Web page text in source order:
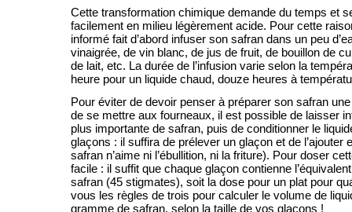
Cette transformation chimique demande du temps et
facilement en milieu légèrement acide. Pour cette
informé fait d’abord infuser son safran dans un peu
vinaigrée, de vin blanc, de jus de fruit, de bouillon de
de lait, etc. La durée de l’infusion varie selon la
heure pour un liquide chaud, douze heures à
Pour éviter de devoir penser à préparer son safran
de se mettre aux fourneaux, il est possible de laisser
plus importante de safran, puis de conditionner le
glaçons : il suffira de prélever un glaçon et de l’ajouter
safran n’aime ni l’ébullition, ni la friture). Pour doser
facile : il suffit que chaque glaçon contienne
safran (45 stigmates), soit la dose pour un plat pour
vous les règles de trois pour calculer le volume de
gramme de safran, selon la taille de vos glaçons !